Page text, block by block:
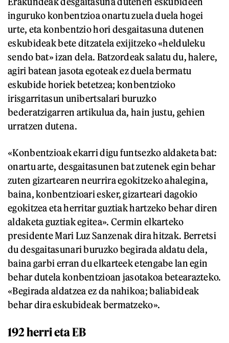
inguruko konbentzioa onartu zuela duela hogei
urte, eta konbentzio hori desgaitasuna dutenen
eskubideak bete ditzatela exijitzeko «helduleku
sendo bat» izan dela. Batzordeak salatu du, halere,
agiri batean jasota egoteak ez duela bermatu
eskubide horiek betetzea; konbentzioko
irisgarritasun unibertsalari buruzko
bederatzigarren artikulua da, hain justu, gehien
urratzen dutena.
«Konbentzioak ekarri digu funtsezko aldaketa bat:
onartu arte, desgaitasunen bat zutenek egin behar
zuten gizartearen neurrira egokitzeko ahalegina,
baina, konbentzioari esker, gizarteari dagokio
egokitzea eta herritar guztiak hartzeko behar diren
aldaketa guztiak egitea». Cermin elkarteko
presidente Mari Luz Sanzenak dira hitzak. Berretsi
du desgaitasunari buruzko begirada aldatu dela,
baina garbi erran du elkarteek etengabe lan egin
behar dutela konbentzioan jasotakoa betearazteko.
«Begirada aldatzea ez da nahikoa; baliabideak
behar dira eskubideak bermatzeko».
192 herri eta EB